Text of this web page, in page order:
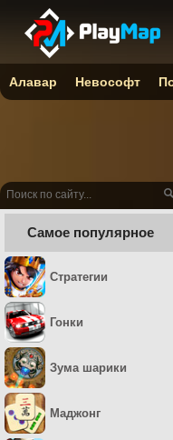
Самое популярное
Стратегии
Гонки
Зума шарики
Маджонг
Алавар Невософт